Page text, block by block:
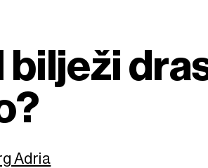
bilježi
Adria